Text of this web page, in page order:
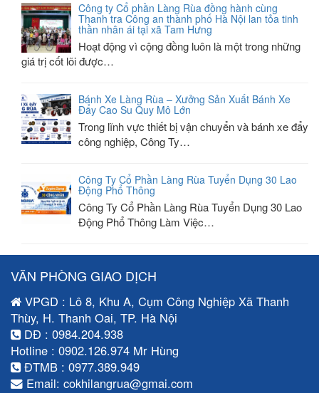
Công ty Cổ phần Làng Rùa đồng hành cùng
Thanh tra Công an thành phố Hà Nội lan tỏa tinh
thần nhân ái tại xã Tam Hưng
Hoạt động vì cộng đồng luôn là một trong những
giá trị cốt lõi được…
Bánh Xe Làng Rùa – Xưởng Sản Xuất Bánh Xe
Đẩy Cao Su Quy Mô Lớn
Trong lĩnh vực thiết bị vận chuyển và bánh xe đẩy
công nghiệp, Công Ty…
Công Ty Cổ Phần Làng Rùa Tuyển Dụng 30 Lao
Động Phổ Thông
Công Ty Cổ Phần Làng Rùa Tuyển Dụng 30 Lao
Động Phổ Thông Làm Việc…
VĂN PHÒNG GIAO DỊCH
VPGD : Lô 8, Khu A, Cụm Công Nghiệp Xã Thanh
Thùy, H. Thanh Oai, TP. Hà Nội
DĐ : 0984.204.938
Hotline : 0902.126.974 Mr Hùng
ĐTMB : 0977.389.949
Email: cokhilangrua@gmai.com